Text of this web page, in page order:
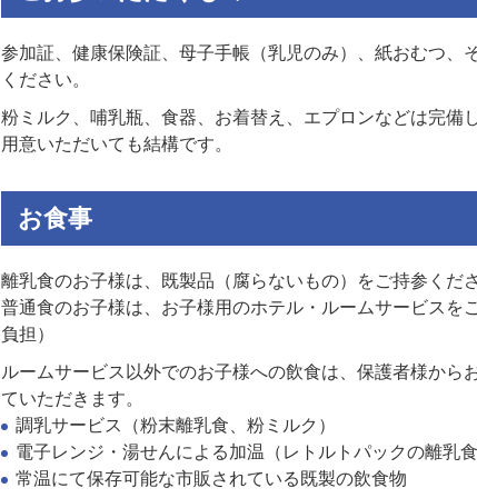
参加証、健康保険証、母子手帳（乳児のみ）、紙おむつ、
ください。
粉ミルク、哺乳瓶、食器、お着替え、エプロンなどは完備
用意いただいても結構です。
お食事
離乳食のお子様は、既製品（腐らないもの）をご持参くだ
普通食のお子様は、お子様用のホテル・ルームサービスを
負担）
ルームサービス以外でのお子様への飲食は、保護者様から
ていただきます。
調乳サービス（粉末離乳食、粉ミルク）
電子レンジ・湯せんによる加温（レトルトパックの離乳
常温にて保存可能な市販されている既製の飲食物